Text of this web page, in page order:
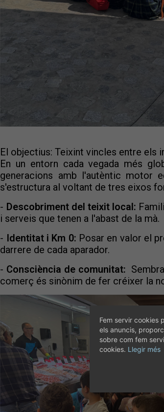
El objectius: Teixint vincles entre els
En un entorn cada vegada més
generacions amb l'autèntic motor
s'estructura al voltant de tres eixos
- Descobriment del teixit local:
i serveis que tenen a l'abast de la mà.
- Identitat i Km 0: Posar en valor el
darrere de cada aparador.
- Consciència de comunitat:
comerç és sinònim de fer créixer la
Fem servir cookies
els anuncis,
sobre com fem
cookies. Llegir més